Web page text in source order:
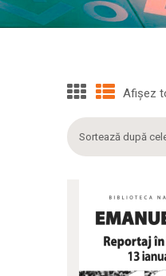
CATALOAGE
COLECȚII
CULTURALE
SPAȚII
Afișez